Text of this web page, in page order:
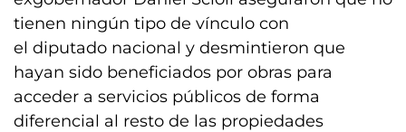
tienen ningún tipo de vínculo con
el diputado nacional y desmintieron que
hayan sido beneficiados por obras para
acceder a servicios públicos de forma
diferencial al resto de las propiedades